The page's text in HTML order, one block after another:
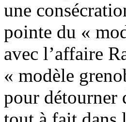
une
pointe du «
avec l’affaire
« modèle
pour détourner